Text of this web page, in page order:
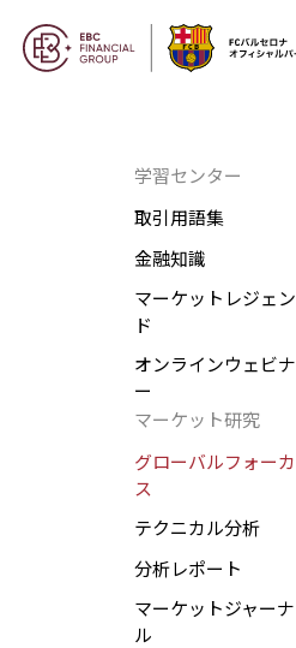
学習センター
取引用語集
金融知識
マーケットレジェン
ド
オンラインウェビナ
ー
マーケット研究
グローバルフォーカ
ス
テクニカル分析
分析レポート
マーケットジャーナ
ル